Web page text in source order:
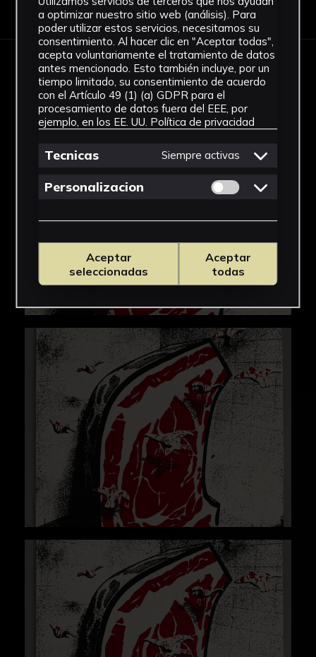
IMÁGENES
a optimizar nuestro sitio web (análisis). Para
poder utilizar estos servicios, necesitamos su
consentimiento. Al hacer clic en "Aceptar todas",
acepta voluntariamente el tratamiento de datos
antes mencionado. Esto también incluye, por un
tiempo limitado, su consentimiento de acuerdo
con el Artículo 49 (1) (a) GDPR para el
procesamiento de datos fuera del EEE, por
ejemplo, en los EE. UU. Política de privacidad
Tecnicas Siempre activas
Personalizacion Permitir cookies
Aceptar
seleccionadas
Aceptar
todas